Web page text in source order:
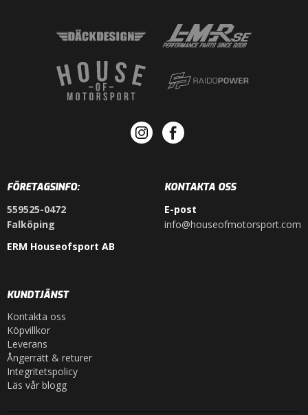
FÖRETAGSINFO:
559525-0472
Falköping
ERM Houseofsport AB
KONTAKTA OSS
E-post
info@houseofmotorsport.com
KUNDTJÄNST
Kontakta oss
Köpvillkor
Leverans
Ångerrätt & returer
Integritetspolicy
Läs vår blogg